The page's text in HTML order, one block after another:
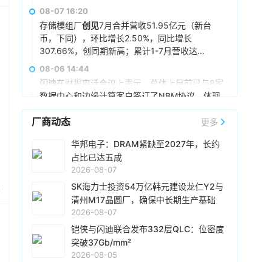
58.57%，税后净利润103.68亿元，环比增长
90.1%，同比增长超55倍，每股税后纯益108.93
元。展望后市，宜鼎称，目前存储供需仍维持吃
紧，DRAM及NAND Flash市场展望持续正向，工
控、企业级存储及AI应用需求也未见降温，有望
持续支撑下半年营运。其中，企业级SSD随着AI
服务器及数据中心平台升级，出货规模仍具成长
空间，相关PCIe Gen5产品布局也将逐步发酵。
08-07 16:20
存储模组厂创见7月合并营收51.95亿元（新台
币，下同），环比增长2.50%，同比增长
307.66%，创同期新高；累计1-7月营收达
376.39亿元，同比增长402.68%，同样创下同期
08-06 14:44
闪迪在财报电话会议上表示，总体上目前已与8家
数据中心和边缘计算客户签订了NBM协议，体现
了客户对其长期需求的信心以及对闪迪的认可。
预计到2027财年（2026年7月-2027年6月），
上，到2028财年（2027年7月-2028年6月）占
比将达到约三分之二。
具体来看，NBM协议的期限各不相同，最长可达
五年，加权平均期限超过四年。协议定价同时包
含固定和浮动价格部分，其中浮动部分设有价格
下限和上限。按价格下限计算，所有已签协议的
最低预期收入合计为939亿美元，实际收入将高
于该金额。部分新业务模式协议包含由现金存款
和金融工具共同构成的金融担保，总额为165亿美
08-06 10:48
CoreWeave宣布与 Solidigm达成一项多年战略协
议，
Solidigm将优先支持 CoreWeave 人工智能
云平台的企业级固态硬盘 (SSD) 分配。该协议扩
确保其平台其他部分的存储容量能够随着客户需
求的增长而扩展。
08-06 10:27
Netlist宣布，已与三星电子签署一项为期五年的
协议，内容涉及专利交叉许可、存储产品供应和
技术合作。根据这项协议，三星电子可以利用
Netlist的全部专利组合，包括服务器双列直插式
内存模块（DIMM）和高带宽内存（HBM）技
08-06 08:46
发布截至2026年7月3日的2026财年第四季
厂商动态 更多
华邦电子：DRAM紧缺至2027年，长约
占比已达五成
2026-08-07
SK海力士投资54万亿韩元建设龙仁Y2与
清州M17晶圆厂，确保中长期生产基础
2026-08-07
铠侠与闪迪联合发布332层QLC：位密度
突破37Gb/mm²
2026-08-05